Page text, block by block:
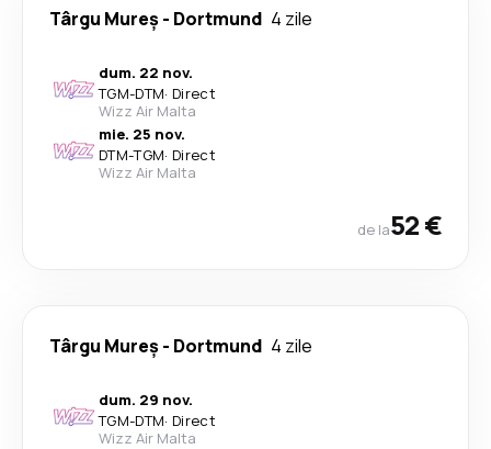
Târgu Mureș - Dortmund 4 zile
dum. 22 nov.
TGM-DTM· Direct
Wizz Air Malta
mie. 25 nov.
DTM-TGM· Direct
Wizz Air Malta
de la52 €
Târgu Mureș - Dortmund 4 zile
dum. 29 nov.
TGM-DTM· Direct
Wizz Air Malta